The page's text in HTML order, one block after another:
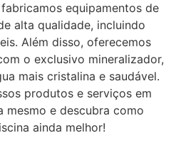
equipamentos de
alta qualidade, incluindo
Além disso, oferecemos
o exclusivo mineralizador,
mais cristalina e saudável.
produtos e serviços em
mesmo e descubra como
ainda melhor!